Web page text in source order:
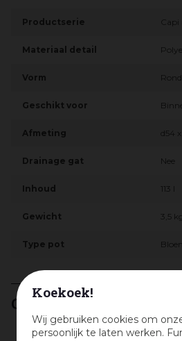
Koekoek!
Wij gebruiken cookies om
persoonlijk te laten werken.
Productserie
Materiaal detail
Vorm Rond
Geschikt voor
Afmeting d54
Drainage gat Nee
Inhoud 113 l
Gewicht 3,5
Type pot
Capi bloempotten vultip